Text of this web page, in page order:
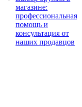
магазине:
профессиональная
помощь и
консультация от
наших продавцов